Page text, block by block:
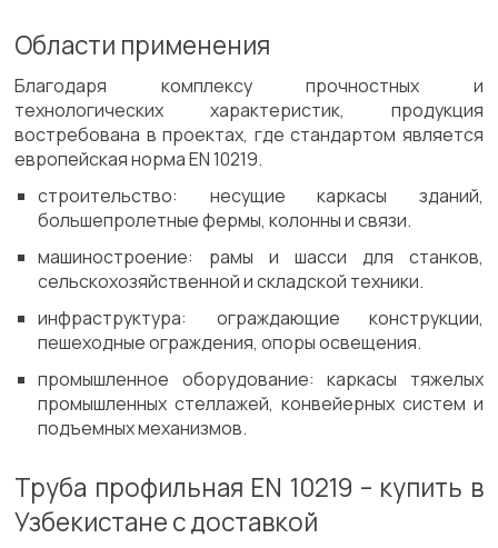
Области применения
Благодаря комплексу прочностных и
технологических характеристик, продукция
востребована в проектах, где стандартом является
европейская норма EN 10219.
строительство: несущие каркасы зданий,
большепролетные фермы, колонны и связи.
машиностроение: рамы и шасси для станков,
сельскохозяйственной и складской техники.
инфраструктура: ограждающие конструкции,
пешеходные ограждения, опоры освещения.
промышленное оборудование: каркасы тяжелых
промышленных стеллажей, конвейерных систем и
подъемных механизмов.
Труба профильная EN 10219 – купить в
Узбекистане с доставкой